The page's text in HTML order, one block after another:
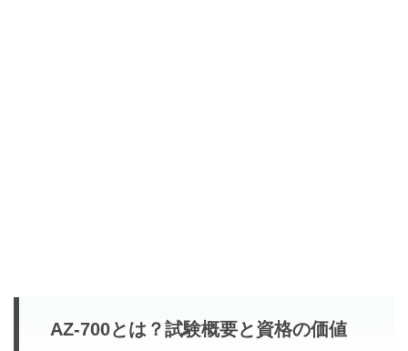
AZ‑700とは？試験概要と資格の価値